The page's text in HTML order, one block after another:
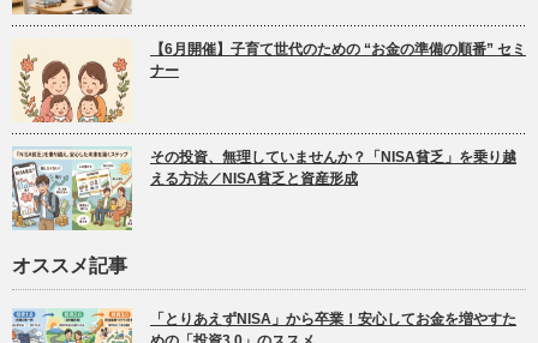
【6月開催】子育て世代のための “お金の準備の順番” セミ
ナー
その投資、無理していませんか？「NISA貧乏」を乗り越
える方法／NISA貧乏と資産形成
オススメ記事
「とりあえずNISA」から卒業！安心してお金を増やすた